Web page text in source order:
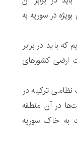
در سوریه به
باید در برابر
ارضی کشورهای
ترکیه در
در آن منطقه
به خاک سوریه